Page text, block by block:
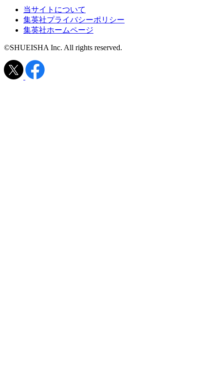
当サイトについて
集英社プライバシーポリシー
集英社ホームページ
©SHUEISHA Inc. All rights reserved.